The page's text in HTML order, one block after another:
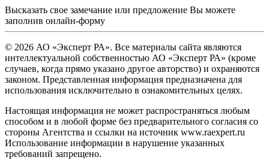
Высказать свое замечание или предложение Вы можете
заполнив онлайн-форму
© 2026 АО «Эксперт РА». Все материалы сайта являются
интеллектуальной собственностью АО «Эксперт РА» (кроме
случаев, когда прямо указано другое авторство) и охраняются
законом. Представленная информация предназначена для
использования исключительно в ознакомительных целях.
Настоящая информация не может распространяться любым
способом и в любой форме без предварительного согласия со
стороны Агентства и ссылки на источник www.raexpert.ru
Использование информации в нарушение указанных
требований запрещено.